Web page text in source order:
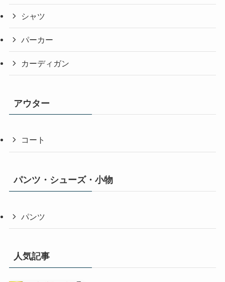
シャツ
パーカー
カーディガン
アウター
コート
パンツ・シューズ・小物
パンツ
人気記事